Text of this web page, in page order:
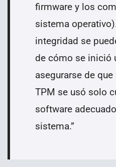
firmware y los
sistema
integridad se
de cómo se inició
asegurarse de
TPM se usó solo
software
sistema.”